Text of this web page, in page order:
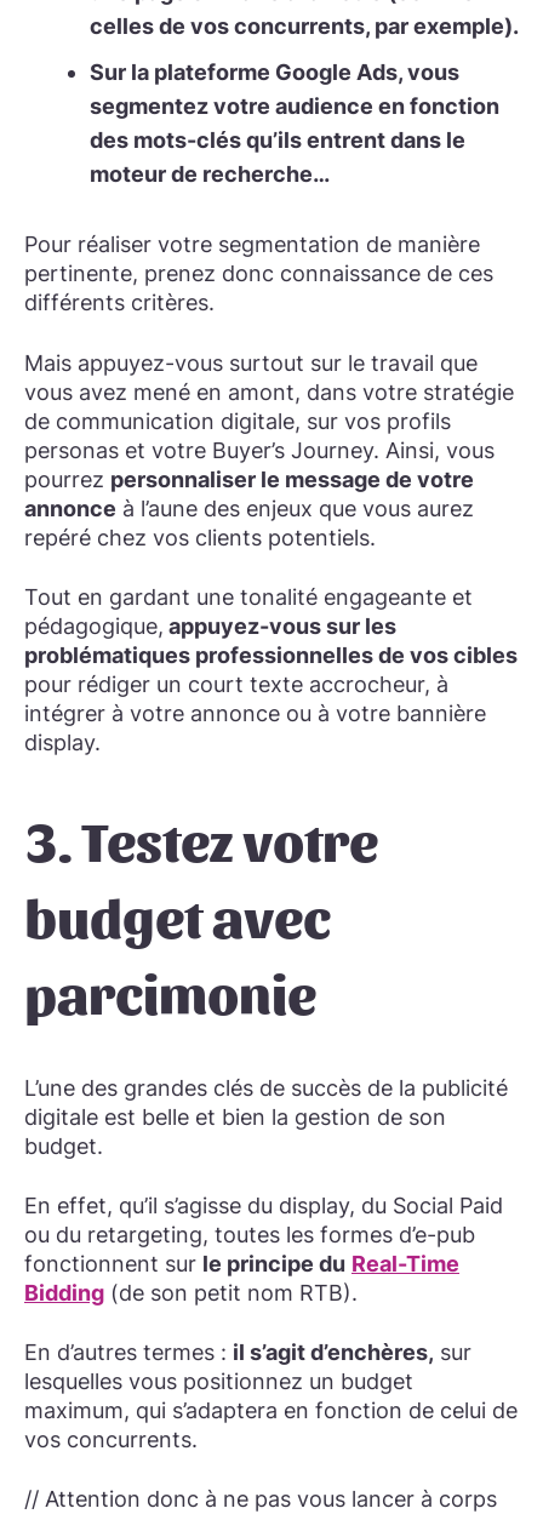
celles de vos concurrents, par exemple).
Sur la plateforme Google Ads, vous
segmentez votre audience en fonction
des mots-clésqu’ils entrent dans le
moteur de recherche…
Pour réaliser votre segmentation de manière
pertinente, prenez donc connaissance de ces
différents critères.
Mais appuyez-vous surtout sur le travail que
vous avez mené en amont, dans votre stratégie
de communication digitale, sur vos profils
personas et votre Buyer’s Journey. Ainsi, vous
pourrez personnaliser le message de votre
annonce à l’aune des enjeux que vous aurez
repéré chez vos clients potentiels.
Tout en gardant une tonalité engageante et
pédagogique, appuyez-vous sur les
problématiques professionnelles de vos cibles
pour rédiger un court texte accrocheur, à
intégrer à votre annonce ou à votre bannière
display.
​3. ​​Testez votre
budget avec
parcimonie
L’une des grandes clés de succès de la publicité
digitale est belle et bien la gestion de son
budget.
En effet, qu’il s’agisse du display, du Social Paid
ou du retargeting, toutes les formes d’e-pub
fonctionnent sur le principe du Real-Time
Bidding (de son petit nom RTB).
En d’autres termes : il s’agit d’enchères, sur
lesquelles vous positionnez un budget
maximum, qui s’adaptera en fonction de celui de
vos concurrents.
// Attention donc à ne pas vous lancer à corps